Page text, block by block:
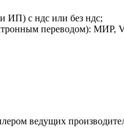
с ндс или без ндс;
переводом): МИР,
ведущих